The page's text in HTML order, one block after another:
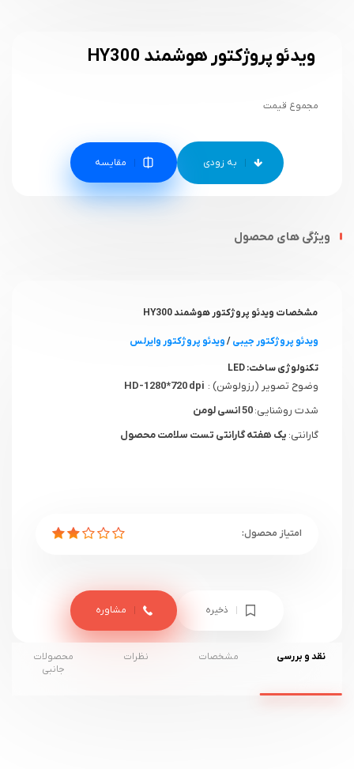
ویدئو پروژکتور هوشمند HY300
مجموع قیمت
مقایسه
ویژگی های محصول
مشخصات ویدئو پروژکتور هوشمند HY300
ویدئو پروژکتور جیبی/ویدئو پروژکتور وایرلس
تکنولوژی ساخت:LED
وضوح تصویر (رزولوشن) :
شدت روشنایی:
گارانتی: یک هفته گارانتی تست سلامت محصول
ذخیره مشاوره
نقد و بررسی مشخصات نظرات
محصولات
جانبی